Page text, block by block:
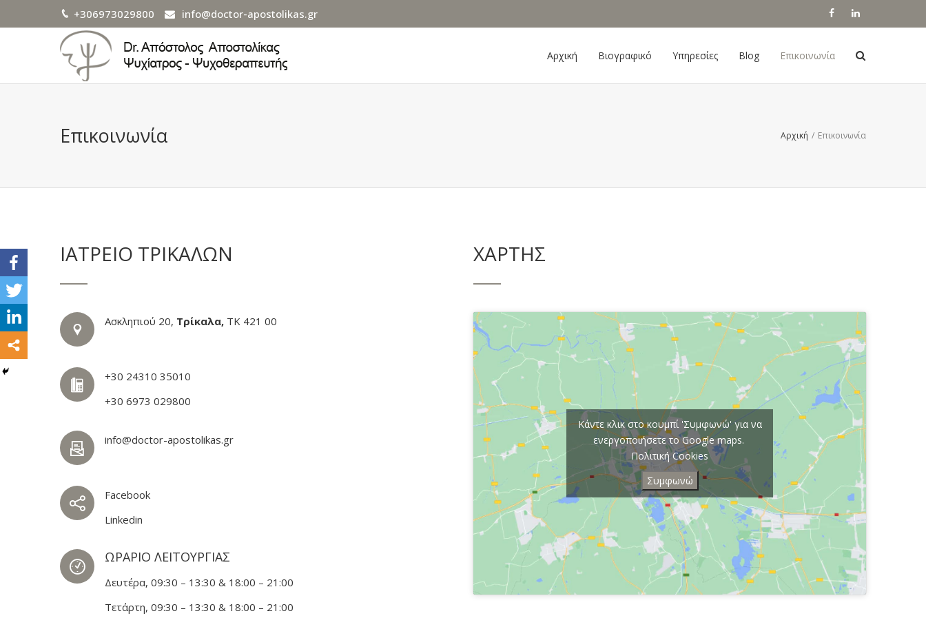
+306973029800 info@doctor-apostolikas.gr
Αρχική Βιογραφικό Υπηρεσίες Blog Επικοινωνία
Επικοινωνία Αρχική / Επικοινωνία
ΙΑΤΡΕΙΟ ΤΡΙΚΑΛΩΝ
Ασκληπιού 20, Τρίκαλα, ΤΚ 421 00
+30 24310 35010
+30 6973 029800
info@doctor-apostolikas.gr
Facebook
Linkedin
ΩΡΑΡΙΟ ΛΕΙΤΟΥΡΓΙΑΣ
Δευτέρα, 09:30 – 13:30 & 18:00 – 21:00
Τετάρτη, 09:30 – 13:30 & 18:00 – 21:00
ΧΑΡΤΗΣ
Κάντε κλικ στο κουμπί 'Συμφωνώ' για να
ενεργοποιήσετε το Google maps.
Πολιτική Cookies
Συμφωνώ